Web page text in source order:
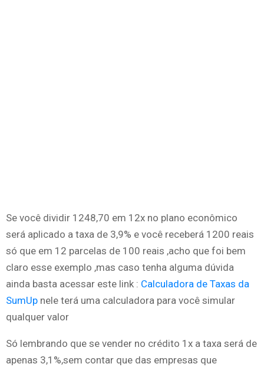
Se você dividir 1248,70 em 12x no plano econômico
será aplicado a taxa de 3,9% e você receberá 1200 reais
só que em 12 parcelas de 100 reais ,acho que foi bem
claro esse exemplo ,mas caso tenha alguma dúvida
ainda basta acessar este link : Calculadora de Taxas da
SumUp nele terá uma calculadora para você simular
qualquer valor
Só lembrando que se vender no crédito 1x a taxa será de
apenas 3,1%,sem contar que das empresas que